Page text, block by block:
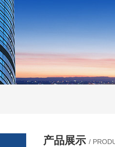
产品展示 /